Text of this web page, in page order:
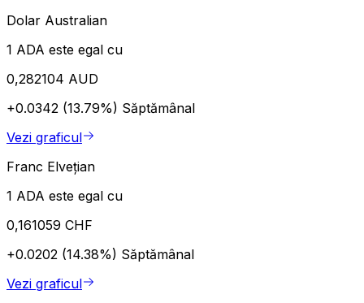
Dolar Australian
1 ADA este egal cu
0,282104 AUD
+0.0342 (13.79%) Săptămânal
Vezi graficul
Franc Elvețian
1 ADA este egal cu
0,161059 CHF
+0.0202 (14.38%) Săptămânal
Vezi graficul